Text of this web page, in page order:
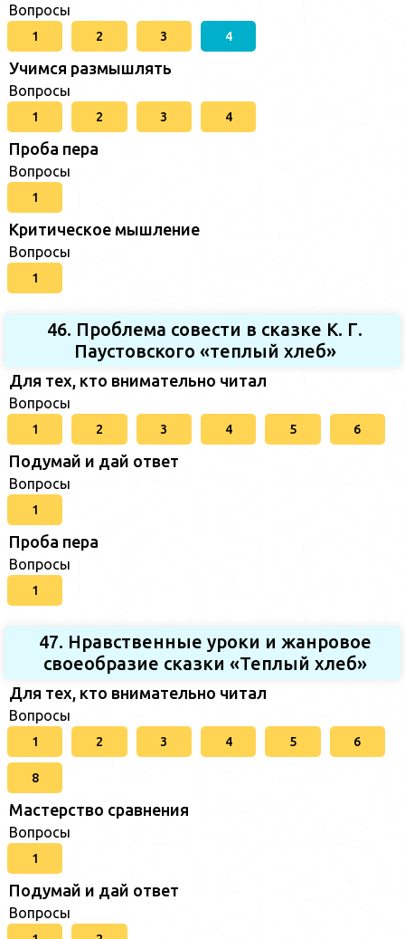
Вопросы
1 2 3 4
Учимся размышлять
Вопросы
1 2 3 4
Проба пера
Вопросы
1
Критическое мышление
Вопросы
1
46. Проблема совести в сказке К. Г.
Паустовского «теплый хлеб»
Для тех, кто внимательно читал
Вопросы
1 2 3 4 5 6
Подумай и дай ответ
Вопросы
1
Проба пера
Вопросы
1
47. Нравственные уроки и жанровое
своеобразие сказки «Теплый хлеб»
Для тех, кто внимательно читал
Вопросы
1 2 3 4 5 6
8
Мастерство сравнения
Вопросы
1
Подумай и дай ответ
Вопросы